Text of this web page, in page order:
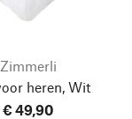
Zimmerli
heren, Wit
€ 49,90